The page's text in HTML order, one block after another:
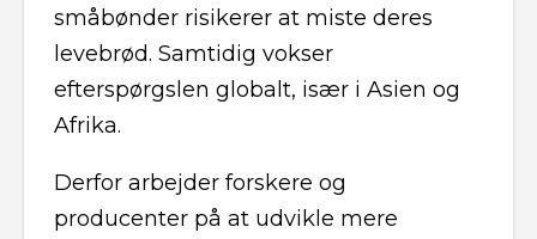
småbønder risikerer at miste deres
levebrød. Samtidig vokser
efterspørgslen globalt, især i Asien og
Afrika.
Derfor arbejder forskere og
producenter på at udvikle mere